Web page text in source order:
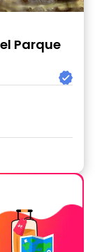
Parque